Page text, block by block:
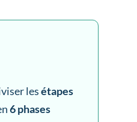
lesétapes
6 phases